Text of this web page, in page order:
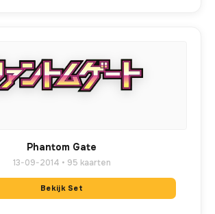
Phantom Gate
13-09-2014 • 95 kaarten
Bekijk Set